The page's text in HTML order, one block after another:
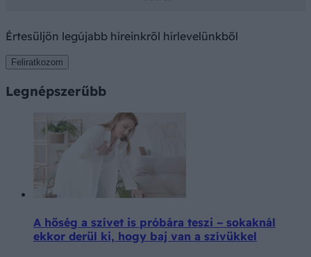
Értesüljön legújabb híreinkről hírlevelünkből
Feliratkozom
Legnépszerűbb
A hőség a szívet is próbára teszi – sokaknál
ekkor derül ki, hogy baj van a szívükkel